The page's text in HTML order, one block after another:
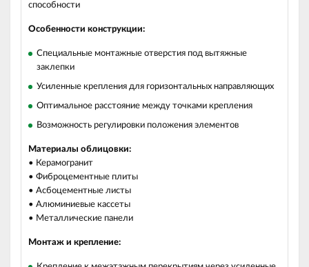
способности
Особенности конструкции:
Специальные монтажные отверстия под вытяжные
заклепки
Усиленные крепления для горизонтальных направляющих
Оптимальное расстояние между точками крепления
Возможность регулировки положения элементов
Материалы облицовки:
• Керамогранит
• Фиброцементные плиты
• Асбоцементные листы
• Алюминиевые кассеты
• Металлические панели
Монтаж и крепление: